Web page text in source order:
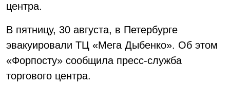
центра.
В пятницу, 30 августа, в Петербурге
эвакуировали ТЦ «Мега Дыбенко». Об этом
«Форпосту» сообщила пресс-служба
торгового центра.